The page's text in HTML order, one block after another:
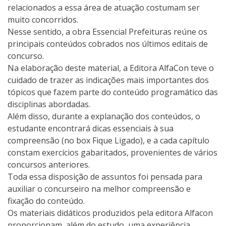
relacionados a essa área de atuação costumam ser
muito concorridos.
Nesse sentido, a obra Essencial Prefeituras reúne os
principais conteúdos cobrados nos últimos editais de
concurso.
Na elaboração deste material, a Editora AlfaCon teve o
cuidado de trazer as indicações mais importantes dos
tópicos que fazem parte do conteúdo programático das
disciplinas abordadas.
Além disso, durante a explanação dos conteúdos, o
estudante encontrará dicas essenciais à sua
compreensão (no box Fique Ligado), e a cada capítulo
constam exercícios gabaritados, provenientes de vários
concursos anteriores.
Toda essa disposição de assuntos foi pensada para
auxiliar o concurseiro na melhor compreensão e
fixação do conteúdo.
Os materiais didáticos produzidos pela editora Alfacon